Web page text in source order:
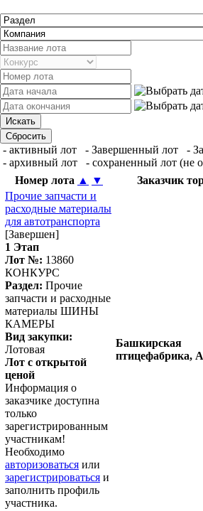
- активный лот - Завершенный лот
-
- архивный лот
- сохраненный лот (не
Номер лота ▲ ▼ Заказчик
Прочие запчасти и
расходные материалы
для автотранспорта
[Завершен]
1 Этап
Лот №: 13860
КОНКУРС
Раздел: Прочие
запчасти и расходные
материалы ШИНЫ
КАМЕРЫ
Вид закупки:
Лотовая
Лот с открытой
ценой
Информация о
заказчике доступна
только
зарегистрированным
участникам!
Необходимо
авторизоваться или
зарегистрироваться и
заполнить профиль
участника.
Башкирская
птицефабрика,